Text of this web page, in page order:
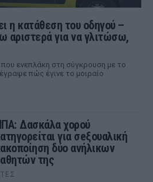
η κατάθεση του οδηγού –
αριστερά για να γλιτώσω,
ενεπλάκη στη σύγκρουση με το
πώς έγινε το μοιραίο
Δασκάλα χορού
για σeξουαλική
δύο ανήλικων
της